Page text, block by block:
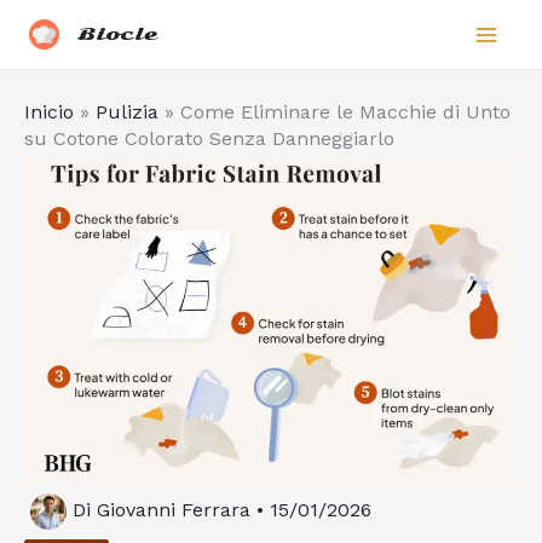
Biocle
Inicio » Pulizia » Come Eliminare le Macchie di Unto
su Cotone Colorato Senza Danneggiarlo
Di Giovanni Ferrara • 15/01/2026